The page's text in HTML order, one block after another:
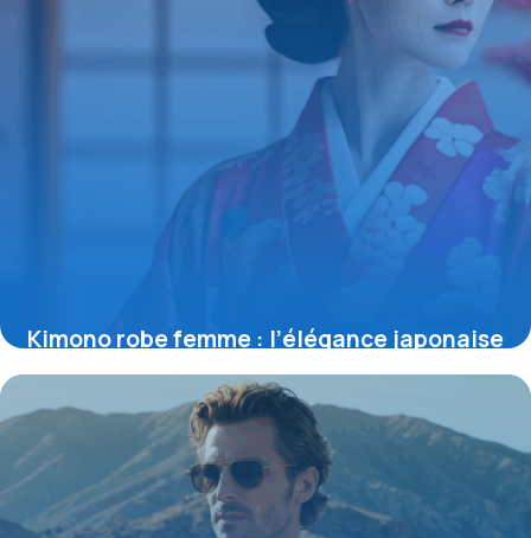
Kimono robe femme : l’élégance japonaise
réinventée pour la mode contemporaine
17 mai 2026